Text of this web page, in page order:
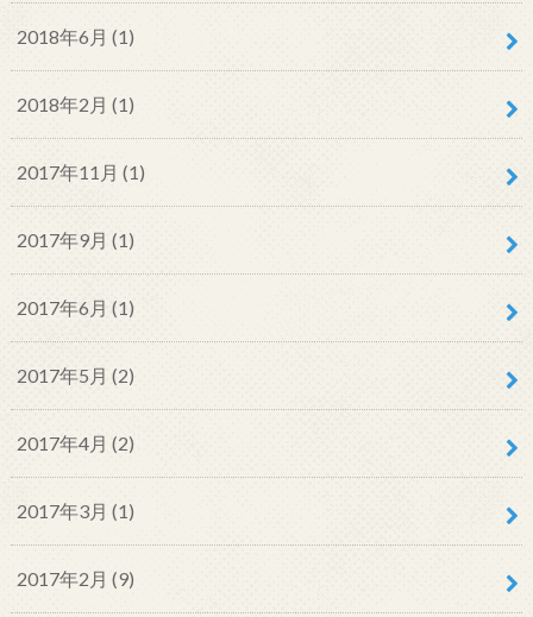
2018年6月 (1)
2018年2月 (1)
2017年11月 (1)
2017年9月 (1)
2017年6月 (1)
2017年5月 (2)
2017年4月 (2)
2017年3月 (1)
2017年2月 (9)